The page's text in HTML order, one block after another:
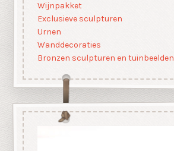
Wijnpakket
Exclusieve sculpturen
Urnen
Wanddecoraties
Bronzen sculpturen en tuinbeelden